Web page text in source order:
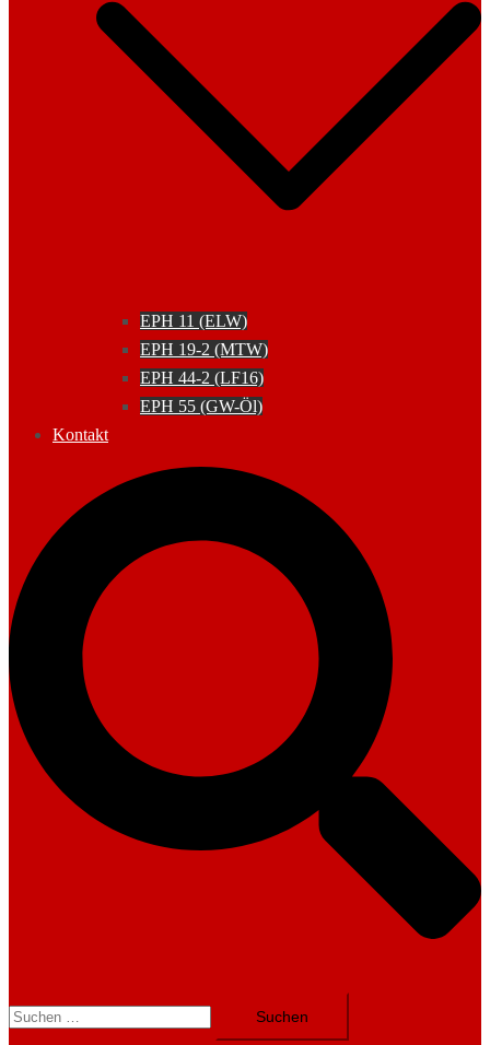
EPH 11 (ELW)
EPH 19-2 (MTW)
EPH 44-2 (LF16)
EPH 55 (GW-Öl)
Kontakt
Suchen
nach: